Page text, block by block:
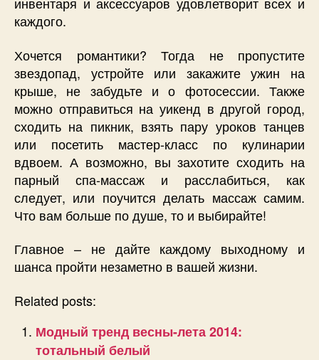
каждого.
Хочется романтики? Тогда не пропустите
звездопад, устройте или закажите ужин на
крыше, не забудьте и о фотосессии. Также
можно отправиться на уикенд в другой город,
сходить на пикник, взять пару уроков танцев
или посетить мастер-класс по кулинарии
вдвоем. А возможно, вы захотите сходить на
парный спа-массаж и расслабиться, как
следует, или поучится делать массаж самим.
Что вам больше по душе, то и выбирайте!
Главное – не дайте каждому выходному и
шанса пройти незаметно в вашей жизни.
Related posts:
Модный тренд весны-лета 2014:
тотальный белый